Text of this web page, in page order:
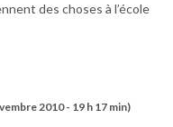
des choses à l’école
2010 - 19 h 17 min)